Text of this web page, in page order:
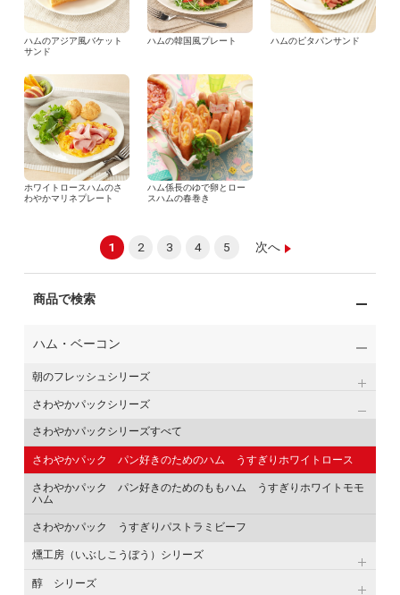
ハムのアジア風バケット
サンド
ハムの韓国風プレート ハムのピタパンサンド
ホワイトロースハムのさ
わやかマリネプレート
ハム係長のゆで卵とロー
スハムの春巻き
1 2 3 4 5 次へ
商品で検索
ハム・ベーコン
朝のフレッシュシリーズ
さわやかパックシリーズ
さわやかパックシリーズすべて
さわやかパック パン好きのためのハム うすぎりホワイトロース
さわやかパック パン好きのためのももハム うすぎりホワイトモモ
ハム
さわやかパック うすぎりパストラミビーフ
燻工房（いぶしこうぼう）シリーズ
醇 シリーズ